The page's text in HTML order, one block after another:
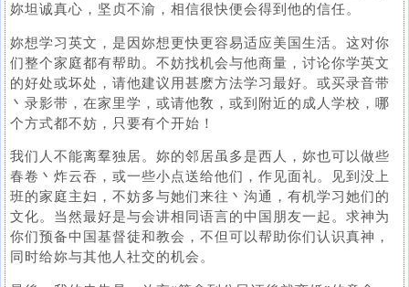
妳坦诚真心，坚贞不渝，相信很快便会得到他的信任。
妳想学习英文，是因妳想更快更容易适应美国生活。这对你
们整个家庭都有帮助。不妨找机会与他商量，讨论你学英文
的好处或坏处，请他建议用甚麽方法学习最好。或买录音带
丶录影带，在家里学，或请他敎，或到附近的成人学校，哪
个方式都不妨，只要有个开始！
我们人不能离羣独居。妳的邻居虽多是西人，妳也可以做些
春卷丶炸云吞，或一些小点送给他们，作见面礼。见到没上
班的家庭主妇，不妨多与她们来往丶沟通，有机学习她们的
文化。当然最好是与会讲相同语言的中国朋友一起。求神为
你们预备中国基督徒和教会，不但可以帮助你们认识真神，
同时给妳与其他人社交的机会。